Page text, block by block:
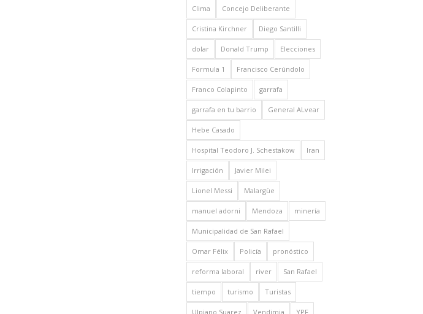
Clima Concejo Deliberante
Cristina Kirchner Diego Santilli
dolar Donald Trump Elecciones
Formula 1 Francisco Cerúndolo
Franco Colapinto garrafa
garrafa en tu barrio General ALvear
Hebe Casado
Hospital Teodoro J. Schestakow Iran
Irrigación Javier Milei
Lionel Messi Malargüe
manuel adorni Mendoza minería
Municipalidad de San Rafael
Omar Félix Policía pronóstico
reforma laboral river San Rafael
tiempo turismo Turistas
Ulpiano Suarez Vendimia YPF